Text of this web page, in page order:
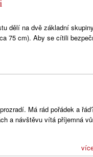
dělí na dvě základní
75 cm). Aby se cítili
Má rád pořádek a
a návštěvu vítá příjemná